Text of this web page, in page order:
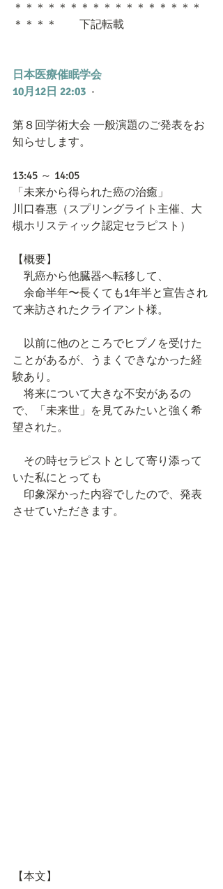
＊＊＊＊＊＊＊＊＊＊＊＊＊＊＊＊＊
＊＊＊＊　　下記転載
日本医療催眠学会
10月12日 22:03
  ·
第８回学術大会 一般演題のご発表をお
知らせします。
13:45 ～ 14:05
「未来から得られた癌の治癒」
川口春惠（スプリングライト主催、大
槻ホリスティック認定セラピスト）
【概要】
乳癌から他臓器へ転移して、
余命半年〜長くても1年半と宣告され
て来訪されたクライアント様。
以前に他のところでヒプノを受けた
ことがあるが、うまくできなかった経
験あり。
将来について大きな不安があるの
で、「未来世」を見てみたいと強く希
望された。
その時セラピストとして寄り添って
いた私にとっても
印象深かった内容でしたので、発表
させていただきます。
【本文】